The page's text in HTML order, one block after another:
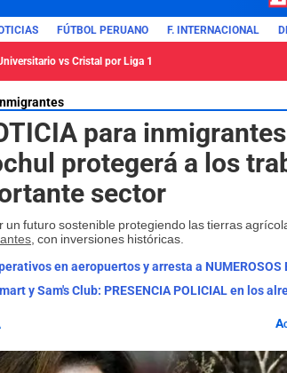
FÚTBOL PERUANO F. INTERNACIONAL
vs Cristal por Liga 1
para
protegerá a los
sector
un futuro sostenible protegiendo las tierras
, con inversiones históricas.
en aeropuertos y arresta a NUMEROSOS